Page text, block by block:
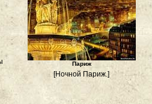
Париж
[Ночной Париж.]